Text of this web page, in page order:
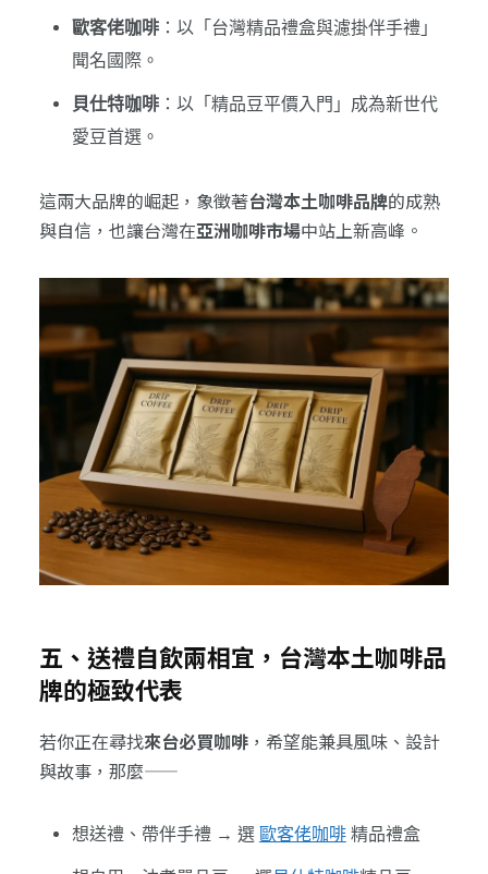
歐客佬咖啡：以「台灣精品禮盒與濾掛伴手禮」
聞名國際。
貝仕特咖啡：以「精品豆平價入門」成為新世代
愛豆首選。
這兩大品牌的崛起，象徵著台灣本土咖啡品牌的成熟
與自信，也讓台灣在亞洲咖啡市場中站上新高峰。
五、送禮自飲兩相宜，台灣本土咖啡品
牌的極致代表
若你正在尋找來台必買咖啡，希望能兼具風味、設計
與故事，那麼——
想送禮、帶伴手禮 → 選 歐客佬咖啡精品禮盒